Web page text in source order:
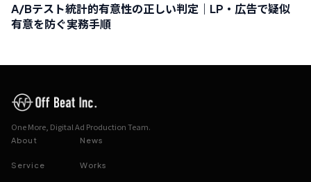
A/Bテスト統計的有意性の正しい判定｜LP・広告で疑似
有意を防ぐ実務手順
One More, Digital Ad Production Team.
About News
Service Works